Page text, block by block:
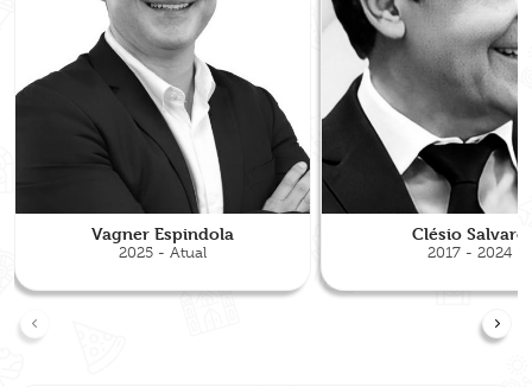
Vagner Espindola
2025 - Atual
Clésio Salvaro
2017 - 2024